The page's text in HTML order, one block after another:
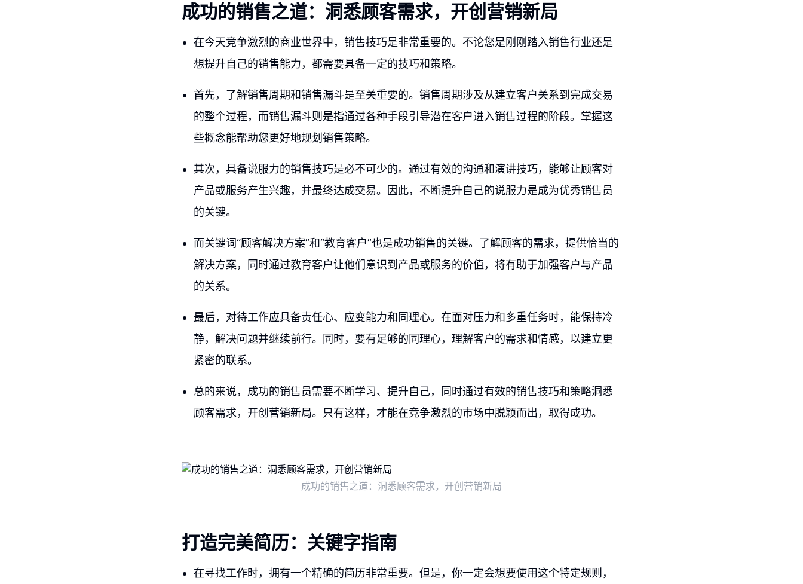
成功的销售之道：洞悉顾客需求，开创营销新局
在今天竞争激烈的商业世界中，销售技巧是非常重要的。不论您是刚刚踏入销售行业还是
想提升自己的销售能力，都需要具备一定的技巧和策略。
首先，了解销售周期和销售漏斗是至关重要的。销售周期涉及从建立客户关系到完成交易
的整个过程，而销售漏斗则是指通过各种手段引导潜在客户进入销售过程的阶段。掌握这
些概念能帮助您更好地规划销售策略。
其次，具备说服力的销售技巧是必不可少的。通过有效的沟通和演讲技巧，能够让顾客对
产品或服务产生兴趣，并最终达成交易。因此，不断提升自己的说服力是成为优秀销售员
的关键。
而关键词“顾客解决方案”和“教育客户”也是成功销售的关键。了解顾客的需求，提供恰当的
解决方案，同时通过教育客户让他们意识到产品或服务的价值，将有助于加强客户与产品
的关系。
最后，对待工作应具备责任心、应变能力和同理心。在面对压力和多重任务时，能保持冷
静，解决问题并继续前行。同时，要有足够的同理心，理解客户的需求和情感，以建立更
紧密的联系。
总的来说，成功的销售员需要不断学习、提升自己，同时通过有效的销售技巧和策略洞悉
顾客需求，开创营销新局。只有这样，才能在竞争激烈的市场中脱颖而出，取得成功。
成功的销售之道：洞悉顾客需求，开创营销新局
打造完美简历：关键字指南
在寻找工作时，拥有一个精确的简历非常重要。但是，你一定会想要使用这个特定规则，